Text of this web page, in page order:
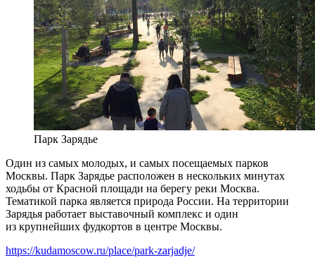
Парк Зарядье
Один из самых молодых, и самых посещаемых парков
Москвы. Парк Зарядье расположен в нескольких минутах
ходьбы от Красной площади на берегу реки Москва.
Тематикой парка является природа России. На территории
Зарядья работает выставочный комплекс и один
из крупнейших фудкортов в центре Москвы.
https://kudamoscow.ru/place/park-zarjadje/